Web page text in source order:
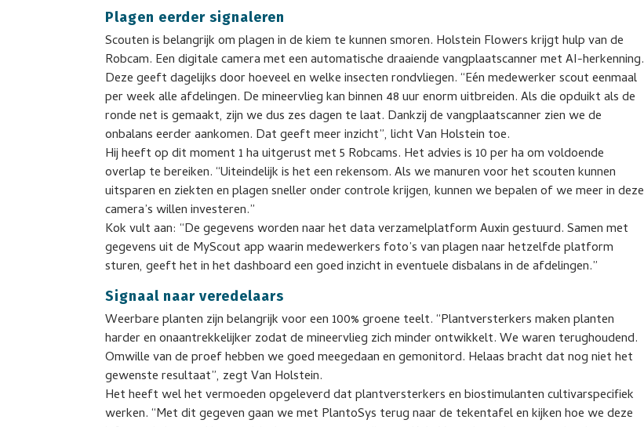
Plagen eerder signaleren
Scouten is belangrijk om plagen in de kiem te kunnen smoren. Holstein Flowers krijgt hulp van de
Robcam. Een digitale camera met een automatische draaiende vangplaatscanner met AI-herkenning.
Deze geeft dagelijks door hoeveel en welke insecten rondvliegen. “Eén medewerker scout eenmaal
per week alle afdelingen. De mineervlieg kan binnen 48 uur enorm uitbreiden. Als die opduikt als de
ronde net is gemaakt, zijn we dus zes dagen te laat. Dankzij de vangplaatscanner zien we de
onbalans eerder aankomen. Dat geeft meer inzicht”, licht Van Holstein toe.
Hij heeft op dit moment 1 ha uitgerust met 5 Robcams. Het advies is 10 per ha om voldoende
overlap te bereiken. “Uiteindelijk is het een rekensom. Als we manuren voor het scouten kunnen
uitsparen en ziekten en plagen sneller onder controle krijgen, kunnen we bepalen of we meer in deze
camera’s willen investeren.”
Kok vult aan: “De gegevens worden naar het data verzamelplatform Auxin gestuurd. Samen met
gegevens uit de MyScout app waarin medewerkers foto’s van plagen naar hetzelfde platform
sturen, geeft het in het dashboard een goed inzicht in eventuele disbalans in de afdelingen.”
Signaal naar veredelaars
Weerbare planten zijn belangrijk voor een 100% groene teelt. “Plantversterkers maken planten
harder en onaantrekkelijker zodat de mineervlieg zich minder ontwikkelt. We waren terughoudend.
Omwille van de proef hebben we goed meegedaan en gemonitord. Helaas bracht dat nog niet het
gewenste resultaat”, zegt Van Holstein.
Het heeft wel het vermoeden opgeleverd dat plantversterkers en biostimulanten cultivarspecifiek
werken. “Met dit gegeven gaan we met PlantoSys terug naar de tekentafel en kijken hoe we deze